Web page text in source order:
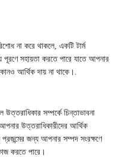
না করে থাকলে, একটি টার্ম
পূরণে সহায়তা করতে পারে যাতে আপনার
আর্থিক দায় না থাকে।.
সম্পর্কে চিন্তাভাবনা
আপনার উত্তরাধিকারীদের আর্থিক
জন্য আপনার সম্পদ সংরক্ষণে
করতে পারে।